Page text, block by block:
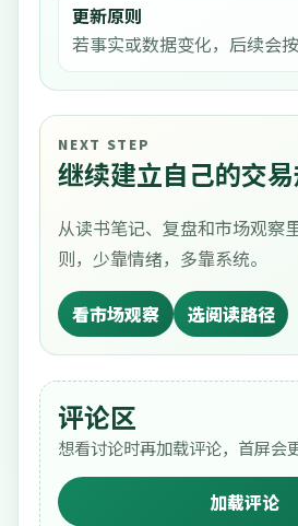
更新原则
若事实或数据变化，后续会
NEXT STEP
继续建立自己的交
从读书笔记、复盘和市场观察
则，少靠情绪，多靠系统。
看市场观察 选阅读路径
评论区
想看讨论时再加载评论，首屏会
加载评论